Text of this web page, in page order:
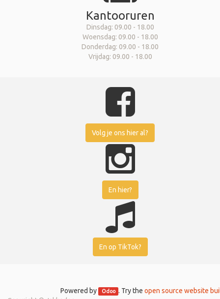
Kantooruren
Dinsdag: 09.00 - 18.00
Woensdag: 09.00 - 18.00
Donderdag: 09.00 - 18.00
Vrijdag: 09.00 - 18.00
Volg je ons hier al?
En hier?
En op TikTok?
Powered by Odoo . Try the open source website